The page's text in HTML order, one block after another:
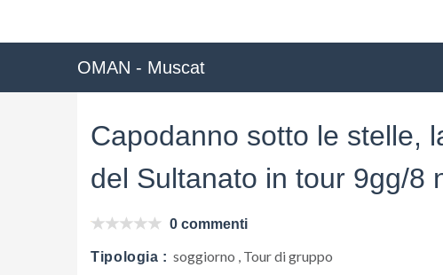
OMAN - Muscat
Capodanno sotto le stelle,
del Sultanato in tour 9gg/8
0 commenti
Tipologia : soggiorno , Tour di gruppo